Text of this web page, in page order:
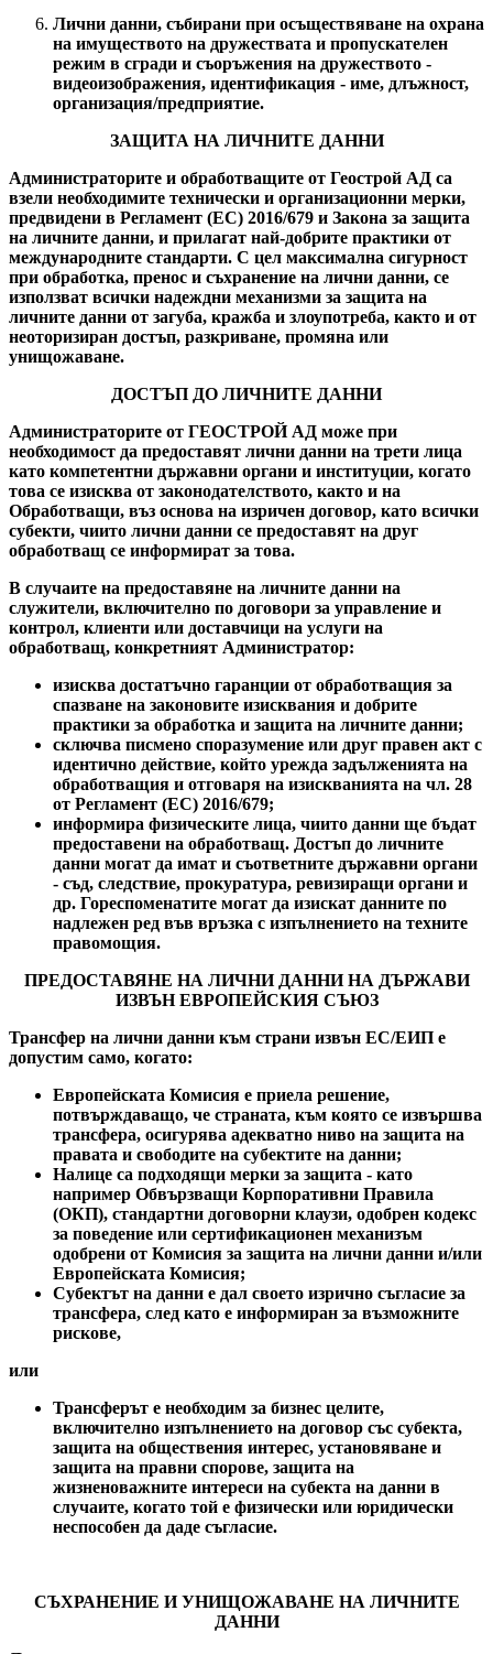
Лични данни, събирани при осъществяване на охрана
на имуществото на дружествата и пропускателен
режим в сгради и съоръжения на дружеството -
видеоизображения, идентификация - име, длъжност,
организация/предприятие.
ЗАЩИТА НА ЛИЧНИТЕ ДАННИ
Администраторите и обработващите от Геострой АД са
взели необходимите технически и организационни мерки,
предвидени в Регламент (ЕС) 2016/679 и Закона за защита
на личните данни, и прилагат най-добрите практики от
международните стандарти. С цел максимална сигурност
при обработка, пренос и съхранение на лични данни, се
използват всички надеждни механизми за защита на
личните данни от загуба, кражба и злоупотреба, както и от
неоторизиран достъп, разкриване, промяна или
унищожаване.
ДОСТЪП ДО ЛИЧНИТЕ ДАННИ
Администраторите от ГЕОСТРОЙ АД може при
необходимост да предоставят лични данни на трети лица
като компетентни държавни органи и институции, когато
това се изисква от законодателството, както и на
Обработващи, въз основа на изричен договор, като всички
субекти, чиито лични данни се предоставят на друг
обработващ се информират за това.
В случаите на предоставяне на личните данни на
служители, включително по договори за управление и
контрол, клиенти или доставчици на услуги на
обработващ, конкретният Администратор:
изисква достатъчно гаранции от обработващия за
спазване на законовите изисквания и добрите
практики за обработка и защита на личните данни;
сключва писмено споразумение или друг правен акт с
идентично действие, който урежда задълженията на
обработващия и отговаря на изискванията на чл. 28
от Регламент (ЕС) 2016/679;
информира физическите лица, чиито данни ще бъдат
предоставени на обработващ. Достъп до личните
данни могат да имат и съответните държавни органи
- съд, следствие, прокуратура, ревизиращи органи и
др. Гореспоменатите могат да изискат данните по
надлежен ред във връзка с изпълнението на техните
правомощия.
ПРЕДОСТАВЯНЕ НА ЛИЧНИ ДАННИ НА ДЪРЖАВИ
ИЗВЪН ЕВРОПЕЙСКИЯ СЪЮЗ
Трансфер на лични данни към страни извън ЕС/ЕИП е
допустим само, когато:
Европейската Комисия е приела решение,
потвърждаващо, че страната, към която се извършва
трансфера, осигурява адекватно ниво на защита на
правата и свободите на субектите на данни;
Налице са подходящи мерки за защита - като
например Обвързващи Корпоративни Правила
(ОКП), стандартни договорни клаузи, одобрен кодекс
за поведение или сертификационен механизъм
одобрени от Комисия за защита на лични данни и/или
Европейската Комисия;
Субектът на данни е дал своето изрично съгласие за
трансфера, след като е информиран за възможните
рискове,
или
Трансферът е необходим за бизнес целите,
включително изпълнението на договор със субекта,
защита на обществения интерес, установяване и
защита на правни спорове, защита на
жизненоважните интереси на субекта на данни в
случаите, когато той е физически или юридически
неспособен да даде съгласие.
СЪХРАНЕНИЕ И УНИЩОЖАВАНЕ НА ЛИЧНИТЕ
ДАННИ